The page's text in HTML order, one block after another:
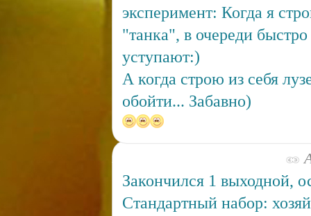
эксперимент: Когда я
"танка", в очереди
уступают:)
А когда строю из себя
обойти... Забавно)
Закончился 1 выходной,
Стандартный набор: